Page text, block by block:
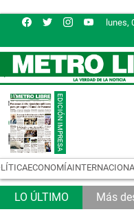
lunes,
ECONOMÍA
Más